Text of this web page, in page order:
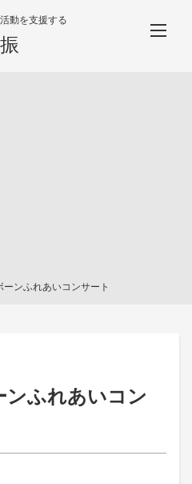
動を支援する
ンふれあいコンサート
ンふれあいコン